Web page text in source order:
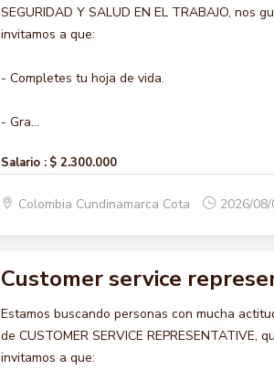
SEGURIDAD Y SALUD EN EL TRABAJO,
invitamos a que:
- Completes tu hoja de vida.
- Gra...
Salario : $ 2.300.000
Colombia Cundinamarca Cota 2026/
Customer service
Estamos buscando personas con mucha
de CUSTOMER SERVICE
invitamos a que: